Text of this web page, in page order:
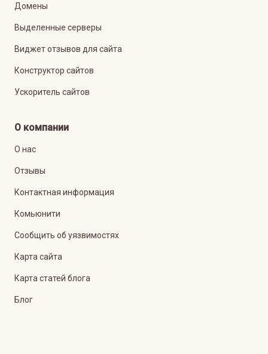
Домены
Выделенные серверы
Виджет отзывов для сайта
Конструктор сайтов
Ускоритель сайтов
О компании
О нас
Отзывы
Контактная информация
Комьюнити
Сообщить об уязвимостях
Карта сайта
Карта статей блога
Блог